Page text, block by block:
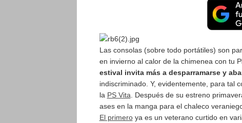
Las consolas (sobre todo portátiles) son
en invierno al calor de la chimenea con tu
estival invita más a desparramarse y
indiscriminado. Y, evidentemente, para tal
la PS Vita . Después de su estreno
ases en la manga para el chaleco
El primeroya es un veterano curtido en